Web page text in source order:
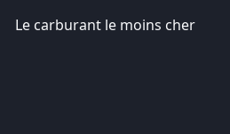
Le carburant le moins cher